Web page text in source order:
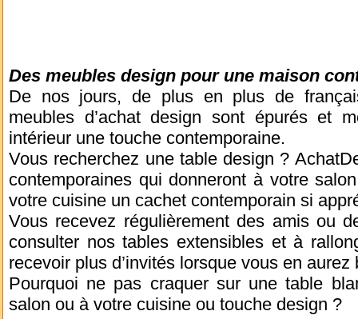
Des meubles design pour une maison
De nos jours, de plus en plus de
meubles d’achat design sont épurés et
intérieur une touche contemporaine.
Vous recherchez une table design ?
contemporaines qui donneront à votre
votre cuisine un cachet contemporain si
Vous recevez régulièrement des amis ou
consulter nos tables extensibles et à
recevoir plus d’invités lorsque vous en aurez
Pourquoi ne pas craquer sur une table
salon ou à votre cuisine ou touche design ?